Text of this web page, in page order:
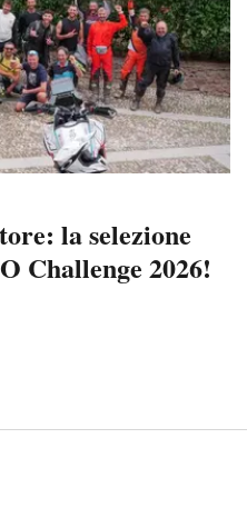
la selezione
Challenge 2026!